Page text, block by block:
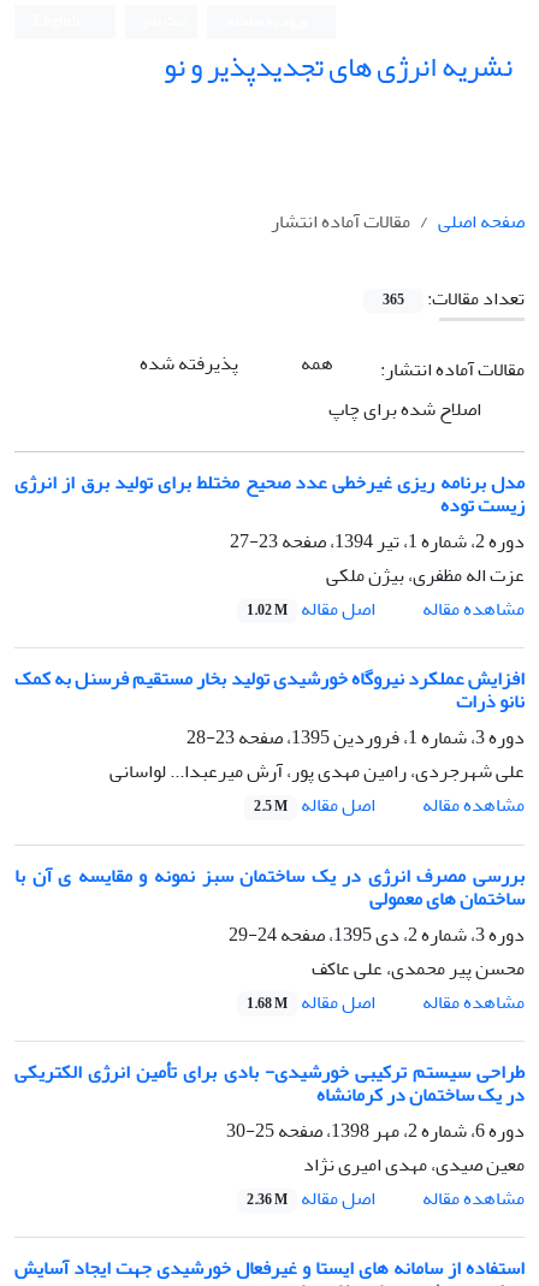
نشریه انرژی های تجدیدپذیر و نو
صفحه اصلی مقالات آماده انتشار
تعداد مقالات: 365
مقالات آماده انتشار: همه
پذیرفته شده
اصلاح شده برای چاپ
مدل برنامه‏ ریزی غیرخطی عدد صحیح مختلط برای تولید برق از انرژی
زیست توده
دوره 2، شماره 1، تیر 1394، صفحه
23-27
عزت اله مظفری، بیژن ملکی
مشاهده مقاله
اصل مقاله 1.02 M
افزایش عملکرد نیروگاه خورشیدی تولید بخار مستقیم فرسنل به کمک
نانو ذرات
دوره 3، شماره 1، فروردین 1395، صفحه
23-28
علی شهرجردی، رامین مهدی پور، آرش میرعبدا... لواسانی
مشاهده مقاله
اصل مقاله 2.5 M
بررسی مصرف انرژی در یک ساختمان سبز نمونه و مقایسه ی آن با
ساختمان های معمولی
دوره 3، شماره 2، دی 1395، صفحه
24-29
محسن پیر محمدی، علی عاکف
مشاهده مقاله
اصل مقاله 1.68 M
طراحی سیستم ترکیبی خورشیدی- بادی برای تأمین انرژی الکتریکی
در یک ساختمان در کرمانشاه
دوره 6، شماره 2، مهر 1398، صفحه
25-30
معین صیدی، مهدی امیری نژاد
مشاهده مقاله
اصل مقاله 2.36 M
استفاده از سامانه های ایستا و غیرفعال خورشیدی جهت ایجاد آسایش